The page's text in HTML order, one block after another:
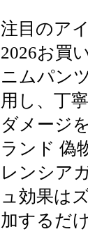
注目のア
2026お買
ニムパン
用し、丁
ダメージ
ランド 偽
レンシア
ュ効果は
加するだ